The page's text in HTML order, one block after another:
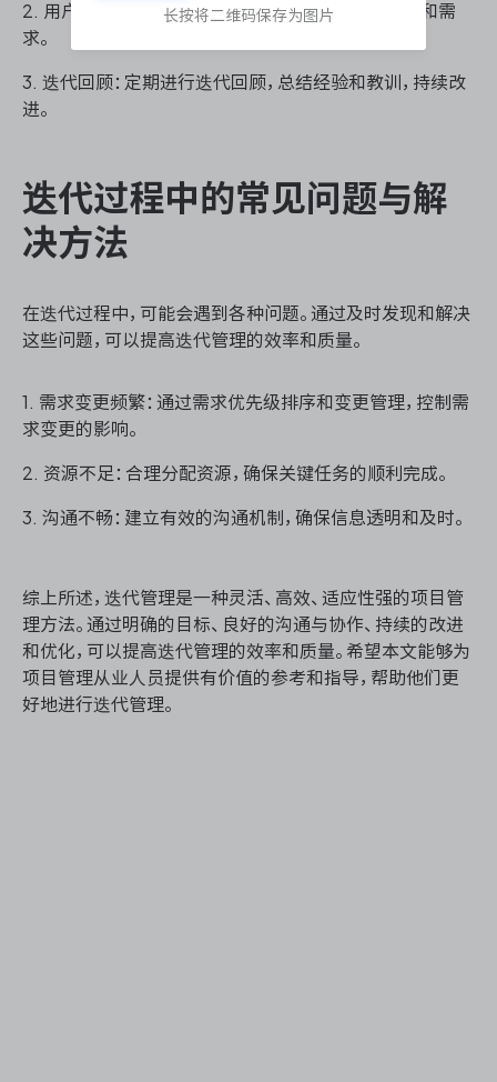
2. 用户反馈：收集和分析用户反馈，了解用户满意度和需
求。
3. 迭代回顾：定期进行迭代回顾，总结经验和教训，持续改
进。
迭代过程中的常见问题与解
决方法
在迭代过程中，可能会遇到各种问题。通过及时发现和解决
这些问题，可以提高迭代管理的效率和质量。
1. 需求变更频繁：通过需求优先级排序和变更管理，控制需
求变更的影响。
2. 资源不足：合理分配资源，确保关键任务的顺利完成。
3. 沟通不畅：建立有效的沟通机制，确保信息透明和及时。
综上所述，迭代管理是一种灵活、高效、适应性强的项目管
理方法。通过明确的目标、良好的沟通与协作、持续的改进
和优化，可以提高迭代管理的效率和质量。希望本文能够为
项目管理从业人员提供有价值的参考和指导，帮助他们更
好地进行迭代管理。
长按将二维码保存为图片